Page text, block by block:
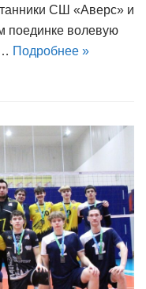
СШ «Аверс» и
волевую
Подробнее »